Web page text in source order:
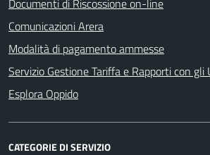
Documenti di Riscossione on-line
Comunicazioni Arera
Modalità di pagamento ammesse
Servizio Gestione Tariffa e Rapporti con
Esplora Oppido
CATEGORIE DI SERVIZIO